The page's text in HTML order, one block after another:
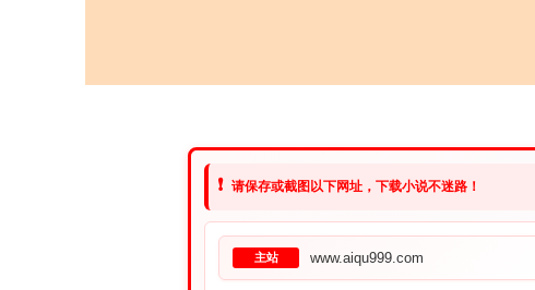
❗ 请保存或截图以下网址，下载小说不迷路！
主站 www.aiqu999.com